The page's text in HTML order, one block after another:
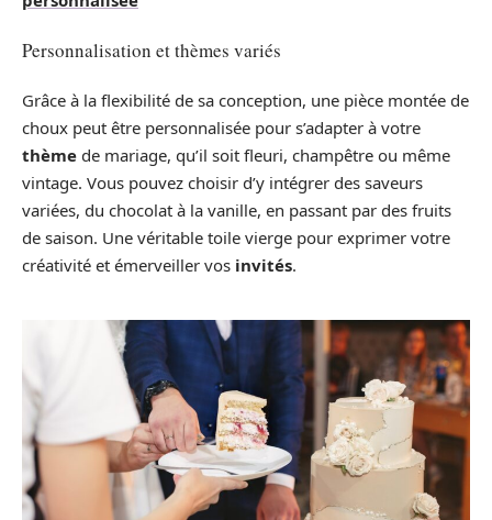
Personnalisation et thèmes variés
Grâce à la flexibilité de sa conception, une pièce montée de
choux peut être personnalisée pour s’adapter à votre
thème de mariage, qu’il soit fleuri, champêtre ou même
vintage. Vous pouvez choisir d’y intégrer des saveurs
variées, du chocolat à la vanille, en passant par des fruits
de saison. Une véritable toile vierge pour exprimer votre
créativité et émerveiller vos invités.